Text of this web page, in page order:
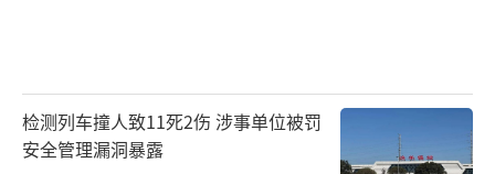
检测列车撞人致11死2伤 涉事单位被罚
安全管理漏洞暴露